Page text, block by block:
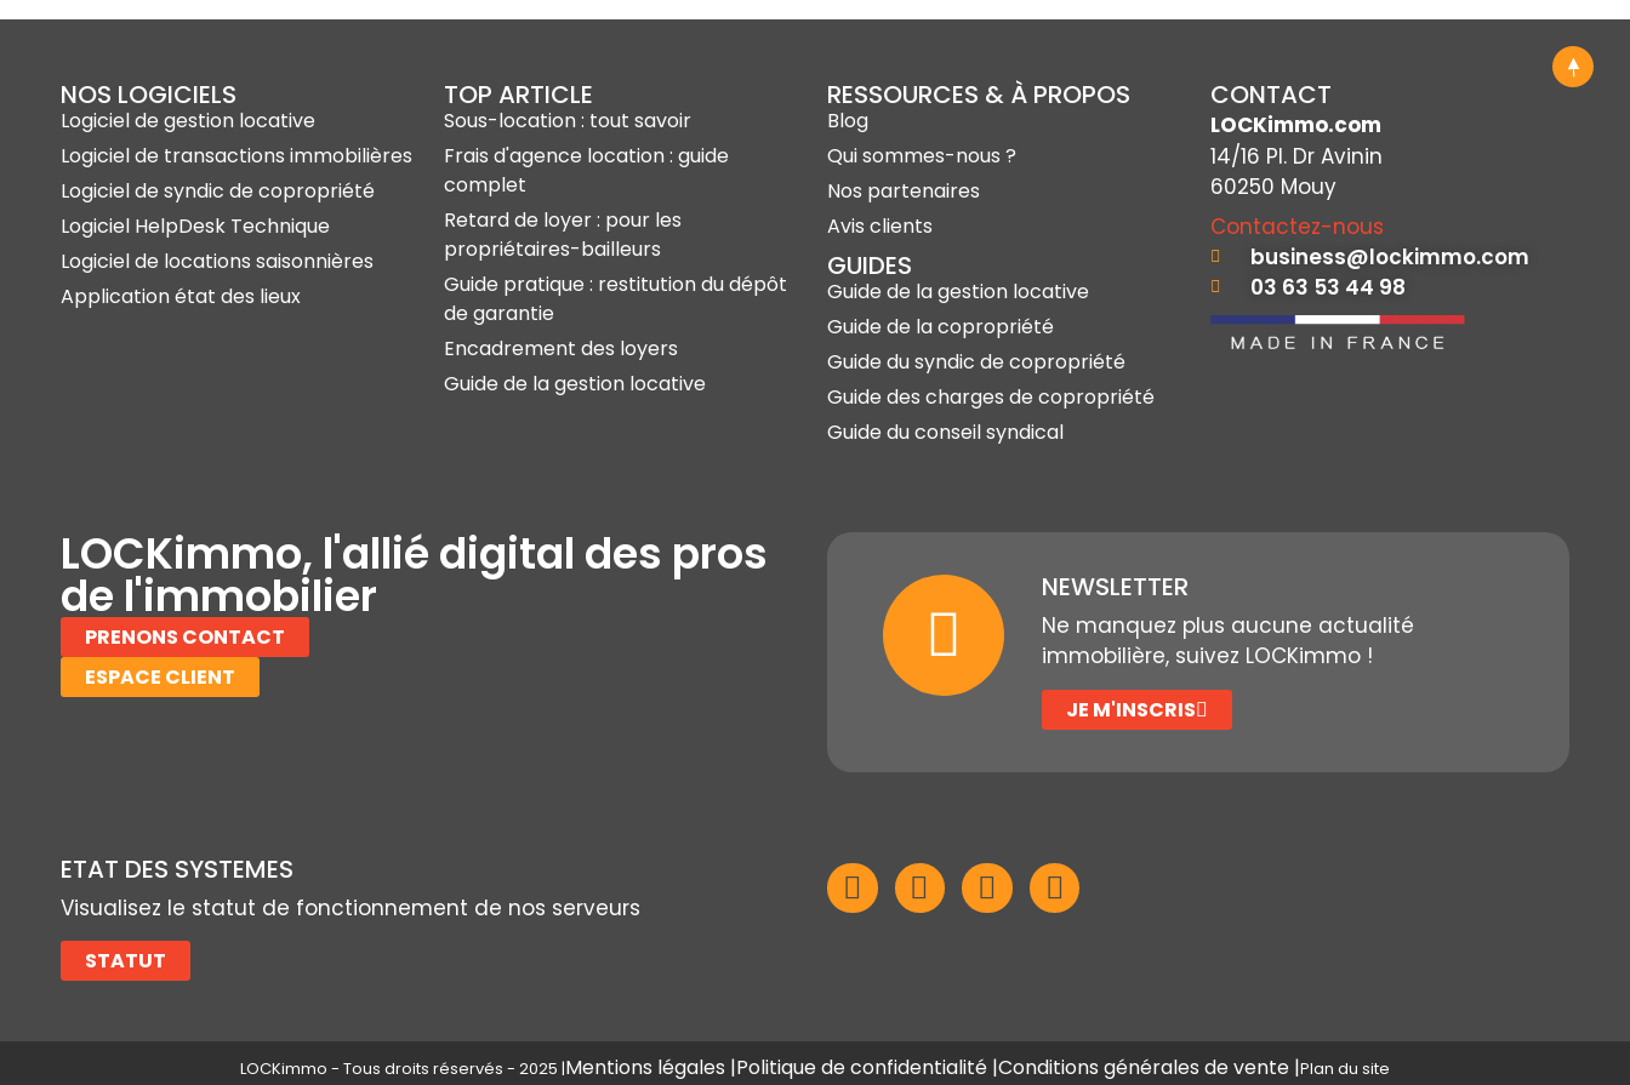
NOS LOGICIELS
Logiciel de gestion locative
Logiciel de transactions immobilières
Logiciel de syndic de copropriété
Logiciel HelpDesk Technique
Logiciel de locations saisonnières
Application état des lieux
TOP ARTICLE
Sous-location : tout savoir
Frais d'agence location : guide
complet
Retard de loyer : pour les
propriétaires-bailleurs
Guide pratique : restitution du dépôt
de garantie
Encadrement des loyers
Guide de la gestion locative
RESSOURCES & À PROPOS
Blog
Qui sommes-nous ?
Nos partenaires
Avis clients
GUIDES
Guide de la gestion locative
Guide de la copropriété
Guide du syndic de copropriété
Guide des charges de copropriété
Guide du conseil syndical
CONTACT
LOCKimmo.com
14/16 Pl. Dr Avinin
60250 Mouy
Contactez-nous
business@lockimmo.com
03 63 53 44 98
LOCKimmo, l'allié digital des pros
de l'immobilier
PRENONS CONTACT
ESPACE CLIENT
NEWSLETTER
Ne manquez plus aucune actualité
immobilière, suivez LOCKimmo !
JE M'INSCRIS
ETAT DES SYSTEMES
Visualisez le statut de fonctionnement de nos serveurs
STATUT
LOCKimmo - Tous droits réservés - 2025 |Mentions légales |Politique de confidentialité |Conditions générales de vente |Plan du site